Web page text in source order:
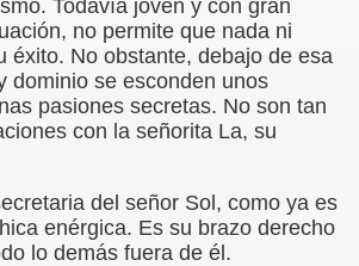
Todavía joven y con gran
no permite que nada ni
éxito. No obstante, debajo de esa
dominio se esconden unos
pasiones secretas. No son tan
con la señorita La, su
del señor Sol, como ya es
enérgica. Es su brazo derecho
lo demás fuera de él.
Unión Mundial de Ciegos (Pedro